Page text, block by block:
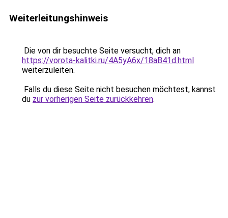
Weiterleitungshinweis
Die von dir besuchte Seite versucht, dich an
https://vorota-kalitki.ru/4A5yA6x/18aB41d.html
weiterzuleiten.
Falls du diese Seite nicht besuchen möchtest, kannst
du zur vorherigen Seite zurückkehren.